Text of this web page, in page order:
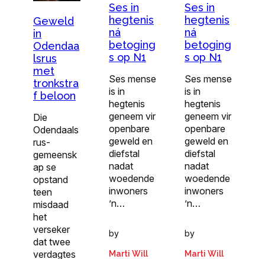
Geweld
in
Odendaa
lsrus
met
tronkstra
f beloon
Die
Odendaals
rus-
gemeensk
ap se
opstand
teen
misdaad
het
verseker
dat twee
verdagtes
Ses in
hegtenis
ná
betoging
s op N1
Ses mense
is in
hegtenis
geneem vir
openbare
geweld en
diefstal
nadat
woedende
inwoners
’n…
by
Marti Will
Ses in
hegtenis
ná
betoging
s op N1
Ses mense
is in
hegtenis
geneem vir
openbare
geweld en
diefstal
nadat
woedende
inwoners
’n…
by
Marti Will